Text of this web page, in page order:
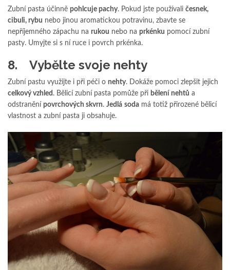
Zubní pasta účinně pohlcuje pachy. Pokud jste používali česnek,
cibuli, rybu nebo jinou aromatickou potravinu, zbavte se
nepříjemného zápachu na rukou nebo na prkénku pomocí zubní
pasty. Umyjte si s ní ruce i povrch prkénka.
8. Vybělte svoje nehty
Zubní pastu využijte i při péči o nehty. Dokáže pomoci zlepšit jejich
celkový vzhled . Bělicí zubní pasta pomůže při bělení nehtů a
odstranění povrchových skvrn. Jedlá soda má totiž přirozené bělicí
vlastnost a zubní pasta ji obsahuje.